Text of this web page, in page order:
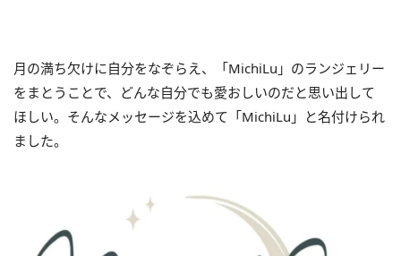
⽉の満ち⽋けに自分をなぞらえ、「MichiLu」のランジェリー
をまとうことで、どんな⾃分でも愛おしいのだと思い出して
ほしい。そんなメッセージを込めて「MichiLu」と名付けられ
ました。